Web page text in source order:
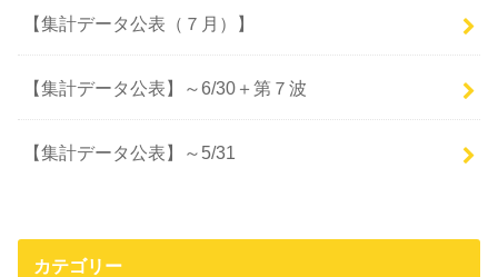
【集計データ公表（７月）】
【集計データ公表】～6/30＋第７波
【集計データ公表】～5/31
カテゴリー